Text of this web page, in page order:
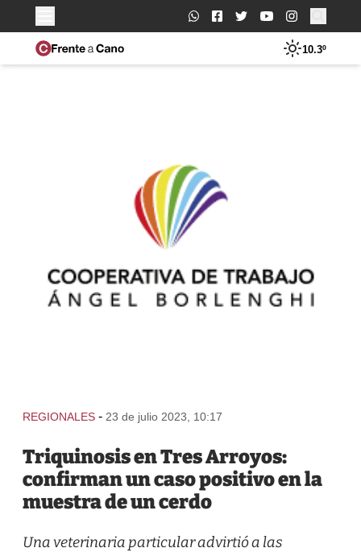
Buscar:
10.3º
REGIONALES - 23 de julio 2023, 10:17
Triquinosis en Tres Arroyos:
confirman un caso positivo en la
muestra de un cerdo
Una veterinaria particular advirtió a las